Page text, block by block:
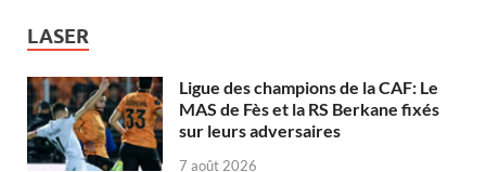
LASER
Ligue des champions de la CAF: Le
MAS de Fès et la RS Berkane fixés
sur leurs adversaires
7 août 2026